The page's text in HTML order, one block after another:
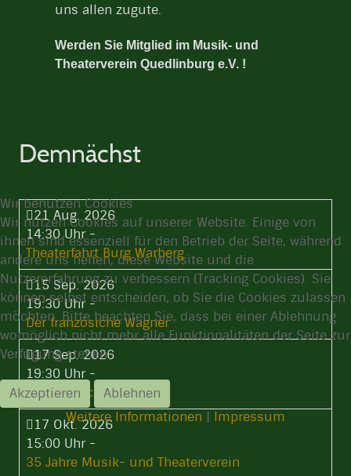
uns allen zugute.
Werden Sie Mitglied im Musik- und
Theaterverein Quedlinburg e.V. !
Demnächst
21 Aug. 2026
14:30 Uhr-
Theaterfahrt Burg Warberg
15 Sep. 2026
19:30 Uhr-
Der französiche Wagner
17 Sep. 2026
19:30 Uhr-
Stammtisch
17 Okt. 2026
15:00 Uhr-
35 Jahre Musik- und Theaterverein
Wir benutzen Cookies
Wir nutzen Cookies auf unserer Website. Einige von
ihnen sind essenziell für den Betrieb der Seite, während
andere uns helfen, diese Website und die
Nutzererfahrung zu verbessern (Tracking Cookies). Sie
können selbst entscheiden, ob Sie die Cookies zulassen
möchten. Bitte beachten Sie, dass bei einer Ablehnung
womöglich nicht mehr alle Funktionalitäten der Seite zur
Verfügung stehen.
Akzeptieren
Ablehnen
Weitere Informationen | Impressum